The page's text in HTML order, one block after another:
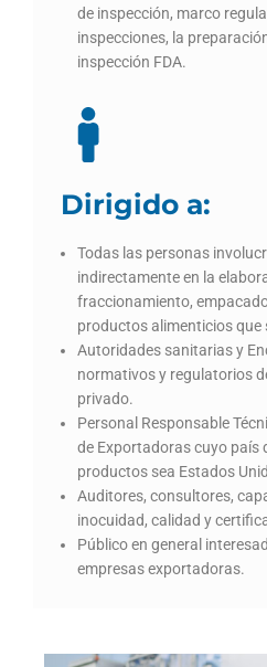
de inspección, marco
inspecciones, la
inspección FDA.
Dirigido a:
Todas las personas
indirectamente en la
fraccionamiento,
productos alimenticios que
Autoridades sanitarias y
normativos y regulatorios
privado.
Personal Responsable
de Exportadoras cuyo país
productos sea Estados
Auditores, consultores,
inocuidad, calidad y
Público en general
empresas exportadoras.